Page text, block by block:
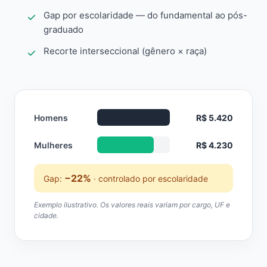
Gap por escolaridade — do fundamental ao pós-
graduado
Recorte interseccional (gênero × raça)
Homens R$ 5.420
Mulheres R$ 4.230
Gap: −22% · controlado por escolaridade
Exemplo ilustrativo. Os valores reais variam por cargo, UF e
cidade.